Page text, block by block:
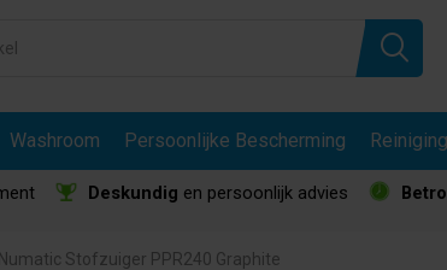
Washroom Persoonlijke Bescherming
Deskundig en persoonlijk advies
Numatic Stofzuiger PPR240 Graphite